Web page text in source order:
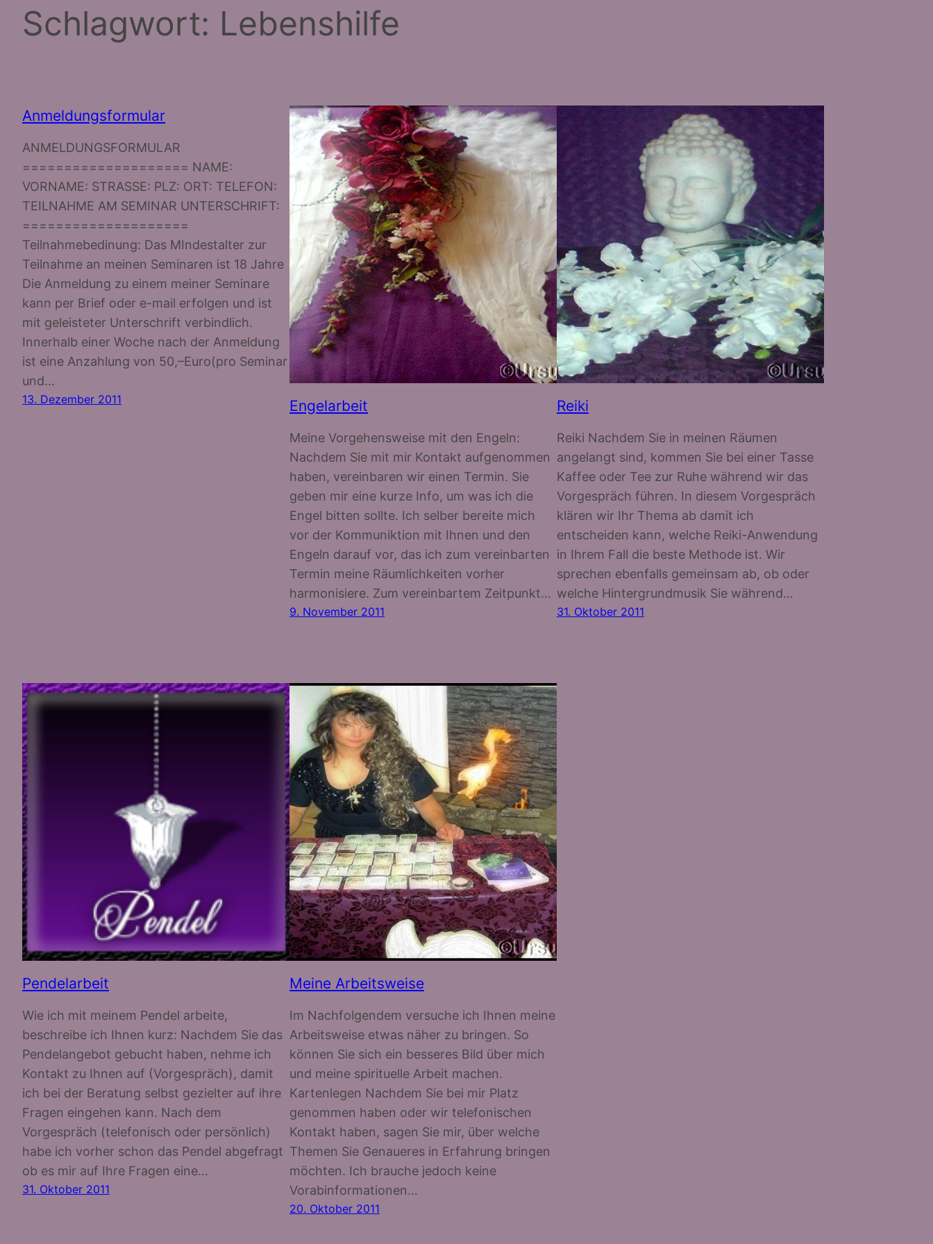
Schlagwort: Lebenshilfe
Anmeldungsformular
ANMELDUNGSFORMULAR
==================== NAME:
VORNAME: STRASSE: PLZ: ORT: TELEFON:
TEILNAHME AM SEMINAR UNTERSCHRIFT:
====================
Teilnahmebedinung: Das MIndestalter zur
Teilnahme an meinen Seminaren ist 18 Jahre
Die Anmeldung zu einem meiner Seminare
kann per Brief oder e-mail erfolgen und ist
mit geleisteter Unterschrift verbindlich.
Innerhalb einer Woche nach der Anmeldung
ist eine Anzahlung von 50,–Euro(pro Seminar
und…
13. Dezember 2011 Engelarbeit
Meine Vorgehensweise mit den Engeln:
Nachdem Sie mit mir Kontakt aufgenommen
haben, vereinbaren wir einen Termin. Sie
geben mir eine kurze Info, um was ich die
Engel bitten sollte. Ich selber bereite mich
vor der Kommuniktion mit Ihnen und den
Engeln darauf vor, das ich zum vereinbarten
Termin meine Räumlichkeiten vorher
harmonisiere. Zum vereinbartem Zeitpunkt…
9. November 2011
Reiki
Reiki Nachdem Sie in meinen Räumen
angelangt sind, kommen Sie bei einer Tasse
Kaffee oder Tee zur Ruhe während wir das
Vorgespräch führen. In diesem Vorgespräch
klären wir Ihr Thema ab damit ich
entscheiden kann, welche Reiki-Anwendung
in Ihrem Fall die beste Methode ist. Wir
sprechen ebenfalls gemeinsam ab, ob oder
welche Hintergrundmusik Sie während…
31. Oktober 2011
Pendelarbeit
Wie ich mit meinem Pendel arbeite,
beschreibe ich Ihnen kurz: Nachdem Sie das
Pendelangebot gebucht haben, nehme ich
Kontakt zu Ihnen auf (Vorgespräch), damit
ich bei der Beratung selbst gezielter auf ihre
Fragen eingehen kann. Nach dem
Vorgespräch (telefonisch oder persönlich)
habe ich vorher schon das Pendel abgefragt
ob es mir auf Ihre Fragen eine…
31. Oktober 2011
Meine Arbeitsweise
Im Nachfolgendem versuche ich Ihnen meine
Arbeitsweise etwas näher zu bringen. So
können Sie sich ein besseres Bild über mich
und meine spirituelle Arbeit machen.
Kartenlegen Nachdem Sie bei mir Platz
genommen haben oder wir telefonischen
Kontakt haben, sagen Sie mir, über welche
Themen Sie Genaueres in Erfahrung bringen
möchten. Ich brauche jedoch keine
Vorabinformationen…
20. Oktober 2011